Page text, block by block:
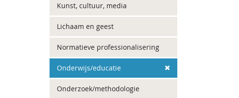
Kunst, cultuur, media
Lichaam en geest
Normatieve professionalisering
Onderwijs/educatie
Onderzoek/methodologie